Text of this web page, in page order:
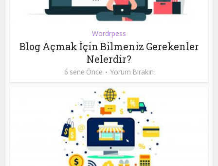
Wordrpess
Blog Açmak İçin Bilmeniz Gerekenler
Nelerdir?
6 sene Önce Yorum Bırakın